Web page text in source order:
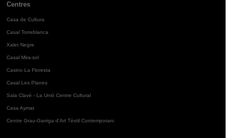
Centres
Casa de Cultura
Casal Torreblanca
Xalet Negre
Casal Mira-sol
Casino La Floresta
Casal Les Planes
Sala Clavé - La Unió Centre Cultural
Casa Aymat
Centre Grau-Garriga d'Art Tèxtil Contemporani